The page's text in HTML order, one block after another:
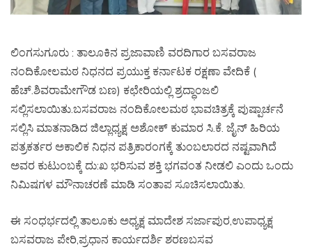
ಲಿಂಗಸುಗೂರು : ತಾಲೂಕಿನ ಪ್ರಜಾವಾಣಿ ವರದಿಗಾರ ಬಸವರಾಜ
ನಂದಿಕೋಲಮಠ ನಿಧನದ ಪ್ರಯುಕ್ತ ಕರ್ನಾಟಕ ರಕ್ಷಣಾ ವೇದಿಕೆ (
ಹೆಚ್.ಶಿವರಾಮೇಗೌಡ ಬಣ) ಕಛೇರಿಯಲ್ಲಿ ಶ್ರದ್ಧಾಂಜಲಿ
ಸಲ್ಲಿಸಲಾಯಿತು.ಬಸವರಾಜ ನಂದಿಕೋಲಮಠ ಭಾವಚಿತ್ರಕ್ಕೆ ಪುಷ್ಪಾರ್ಚನೆ
ಸಲ್ಲಿಸಿ ಮಾತನಾಡಿದ ಜಿಲ್ಲಾಧ್ಯಕ್ಷ ಅಶೋಕ್ ಕುಮಾರ ಸಿ.ಕೆ. ಜೈನ್ ಹಿರಿಯ
ಪತ್ರಕರ್ತರ ಅಕಾಲಿಕ ನಿಧನ ಪತ್ರಿಕಾರಂಗಕ್ಕೆ ತುಂಬಲಾರದ ನಷ್ಟವಾಗಿದೆ
ಅವರ ಕುಟುಂಬಕ್ಕೆ ದು:ಖ ಭರಿಸುವ ಶಕ್ತಿ ಭಗವಂತ ನೀಡಲಿ ಎಂದು ಒಂದು
ನಿಮಿಷಗಳ ಮೌನಾಚರಣೆ ಮಾಡಿ ಸಂತಾಪ ಸೂಚಿಸಲಾಯಿತು.
ಈ ಸಂಧರ್ಭದಲ್ಲಿ ತಾಲೂಕು ಅಧ್ಯಕ್ಷ ಮಾದೇಶ ಸರ್ಜಾಪುರ,ಉಪಾಧ್ಯಕ್ಷ
ಬಸವರಾಜ ಪೇರಿ,ಪ್ರಧಾನ ಕಾರ್ಯದರ್ಶಿ ಶರಣಬಸವ